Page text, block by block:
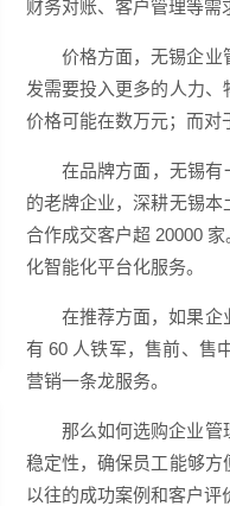
财务对账、客户管理等需
价格方面，无锡企业
发需要投入更多的人力
价格可能在数万元；而对
在品牌方面，无锡
的老牌企业，深耕无锡
合作成交客户超 20000
化智能化平台化服务。
在推荐方面，如果企
有 60 人铁军，售前、售
营销一条龙服务。
那么如何选购企业管
稳定性，确保员工能够
以往的成功案例和客户评